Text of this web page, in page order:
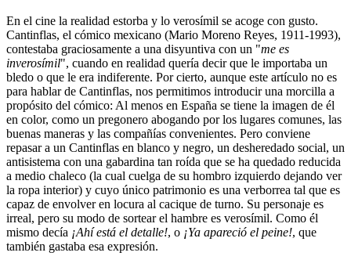
En el cine la realidad estorba y lo verosímil se acoge con gusto.
Cantinflas, el cómico mexicano (Mario Moreno Reyes, 1911-1993),
contestaba graciosamente a una disyuntiva con un "me es
inverosímil", cuando en realidad quería decir que le importaba un
bledo o que le era indiferente. Por cierto, aunque este artículo no es
para hablar de Cantinflas, nos permitimos introducir una morcilla a
propósito del cómico: Al menos en España se tiene la imagen de él
en color, como un pregonero abogando por los lugares comunes, las
buenas maneras y las compañías convenientes. Pero conviene
repasar a un Cantinflas en blanco y negro, un desheredado social, un
antisistema con una gabardina tan roída que se ha quedado reducida
a medio chaleco (la cual cuelga de su hombro izquierdo dejando ver
la ropa interior) y cuyo único patrimonio es una verborrea tal que es
capaz de envolver en locura al cacique de turno. Su personaje es
irreal, pero su modo de sortear el hambre es verosímil. Como él
mismo decía ¡Ahí está el detalle!, o ¡Ya apareció el peine!, que
también gastaba esa expresión.